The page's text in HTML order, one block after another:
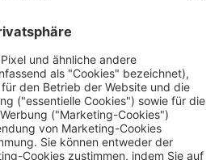
zum Download